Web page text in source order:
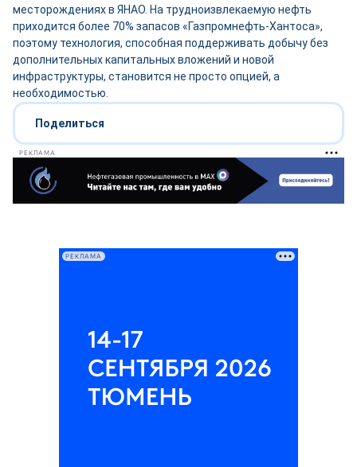
месторождениях в ЯНАО. На трудноизвлекаемую нефть
приходится более 70% запасов «Газпромнефть-Хантоса»,
поэтому технология, способная поддерживать добычу без
дополнительных капитальных вложений и новой
инфраструктуры, становится не просто опцией, а
необходимостью.
Поделиться
РЕКЛАМА
РЕКЛАМА